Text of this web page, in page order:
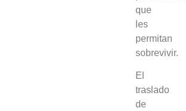
que
les
permitan
sobrevivir.
El
traslado
de